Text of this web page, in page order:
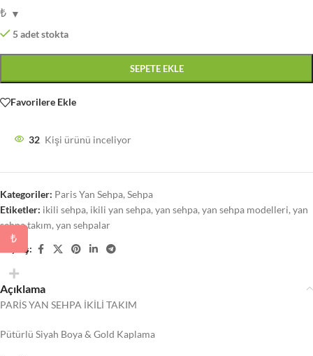
₺
5 adet stokta
SEPETE EKLE
Favorilere Ekle
32 Kişi ürünü inceliyor
Kategoriler: Paris Yan Sehpa, Sehpa
Etiketler: ikili sehpa, ikili yan sehpa, yan sehpa, yan sehpa modelleri, yan
sehpa takım, yan sehpalar
Paylaş:
Açıklama
PARİS YAN SEHPA İKİLİ TAKIM
Pütürlü Siyah Boya & Gold Kaplama
₺